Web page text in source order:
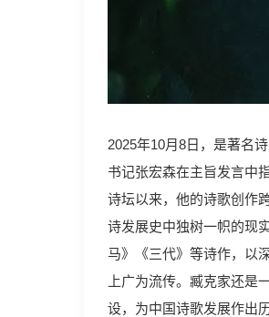
2025年10月8日，是著名
书记张宏森在主旨发言中
诗坛以来，他的诗歌创作
诗发展史中独树一帜的现
马》《三代》等诗作，以
上广为流传。臧克家还
设，为中国诗歌发展作出